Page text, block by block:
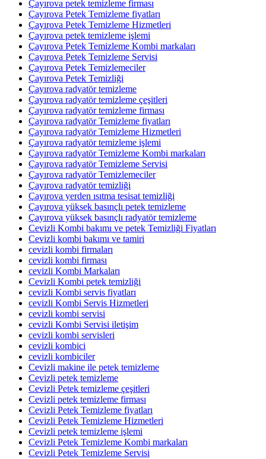
Çayırova petek temizleme firması
Çayırova Petek Temizleme fiyatları
Çayırova Petek Temizleme Hizmetleri
Çayırova petek temizleme işlemi
Çayırova Petek Temizleme Kombi markaları
Çayırova Petek Temizleme Servisi
Çayırova Petek Temizlemeciler
Çayırova Petek Temizliği
Çayırova radyatör temizleme
Çayırova radyatör temizleme çeşitleri
Çayırova radyatör temizleme firması
Çayırova radyatör Temizleme fiyatları
Çayırova radyatör Temizleme Hizmetleri
Çayırova radyatör temizleme işlemi
Çayırova radyatör Temizleme Kombi markaları
Çayırova radyatör Temizleme Servisi
Çayırova radyatör Temizlemeciler
Çayırova radyatör temizliği
Çayırova yerden ısıtma tesisat temizliği
Çayırova yüksek basınçlı petek temizleme
Çayırova yüksek basınçlı radyatör temizleme
Cevizli Kombi bakımı ve petek Temizliği Fiyatları
Cevizli kombi bakımı ve tamiri
cevizli kombi firmaları
cevizli kombi firması
cevizli Kombi Markaları
Cevizli Kombi petek temizliği
cevizli Kombi servis fiyatları
cevizli Kombi Servis Hizmetleri
cevizli kombi servisi
cevizli Kombi Servisi iletişim
cevizli kombi servisleri
cevizli kombici
cevizli kombiciler
Cevizli makine ile petek temizleme
Cevizli petek temizleme
Cevizli Petek temizleme çeşitleri
Cevizli petek temizleme firması
Cevizli Petek Temizleme fiyatları
Cevizli Petek Temizleme Hizmetleri
Cevizli petek temizleme işlemi
Cevizli Petek Temizleme Kombi markaları
Cevizli Petek Temizleme Servisi